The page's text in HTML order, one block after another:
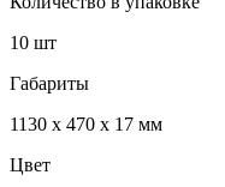
10 шт
Габариты
1130 x 470 x 17 мм
Цвет